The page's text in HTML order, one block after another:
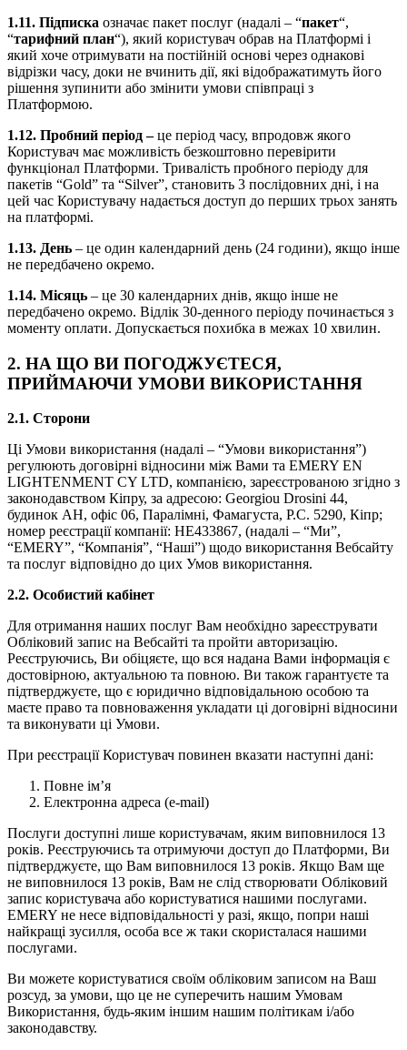
1.11. Підписка означає пакет послуг (надалі – “пакет“,
“тарифний план“), який користувач обрав на Платформі і
який хоче отримувати на постійній основі через однакові
відрізки часу, доки не вчинить дії, які відображатимуть його
рішення зупинити або змінити умови співпраці з
Платформою.
1.12. Пробний період –це період часу, впродовж якого
Користувач має можливість безкоштовно перевірити
функціонал Платформи. Тривалість пробного періоду для
пакетів “Gold” та “Silver”, становить 3 послідовних дні, і на
цей час Користувачу надається доступ до перших трьох занять
на платформі.
1.13. День – це один календарний день (24 години), якщо інше
не передбачено окремо.
1.14. Місяць – це 30 календарних днів, якщо інше не
передбачено окремо. Відлік 30-денного періоду починається з
моменту оплати. Допускається похибка в межах 10 хвилин.
2. НА ЩО ВИ ПОГОДЖУЄТЕСЯ,
ПРИЙМАЮЧИ УМОВИ ВИКОРИСТАННЯ
2.1. Сторони
Ці Умови використання (надалі – “Умови використання”)
регулюють договірні відносини між Вами та EMERY EN
LIGHTENMENT CY LTD, компанією, зареєстрованою згідно з
законодавством Кіпру, за адресою: Georgiou Drosini 44,
будинок AH, офіс 06, Паралімні, Фамагуста, P.C. 5290, Кіпр;
номер реєстрації компанії: HE433867, (надалі – “Ми”,
“EMERY”, “Компанія”, “Наші”) щодо використання Вебсайту
та послуг відповідно до цих Умов використання.
2.2. Особистий кабінет
Для отримання наших послуг Вам необхідно зареєструвати
Обліковий запис на Вебсайті та пройти авторизацію.
Реєструючись, Ви обіцяєте, що вся надана Вами інформація є
достовірною, актуальною та повною. Ви також гарантуєте та
підтверджуєте, що є юридично відповідальною особою та
маєте право та повноваження укладати ці договірні відносини
та виконувати ці Умови.
При реєстрації Користувач повинен вказати наступні дані:
Повне ім’я
Електронна адреса (e-mail)
Послуги доступні лише користувачам, яким виповнилося 13
років. Реєструючись та отримуючи доступ до Платформи, Ви
підтверджуєте, що Вам виповнилося 13 років. Якщо Вам ще
не виповнилося 13 років, Вам не слід створювати Обліковий
запис користувача або користуватися нашими послугами.
EMERY не несе відповідальності у разі, якщо, попри наші
найкращі зусилля, особа все ж таки скористалася нашими
послугами.
Ви можете користуватися своїм обліковим записом на Ваш
розсуд, за умови, що це не суперечить нашим Умовам
Використання, будь-яким іншим нашим політикам і/або
законодавству.